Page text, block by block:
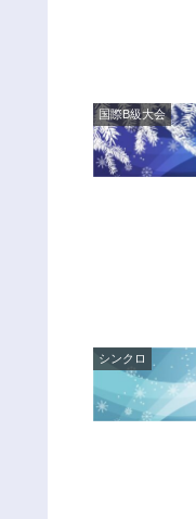
国際B級大会
シンクロ